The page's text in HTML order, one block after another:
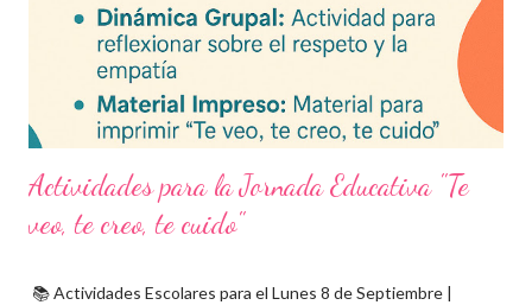
descargable PDF editable. Estos exámenes también pueden
integrarse en herramientas digitales pa...
Actividades para la Jornada Educativa "Te
veo, te creo, te cuido"
📚 Actividades Escolares para el Lunes 8 de Septiembre |